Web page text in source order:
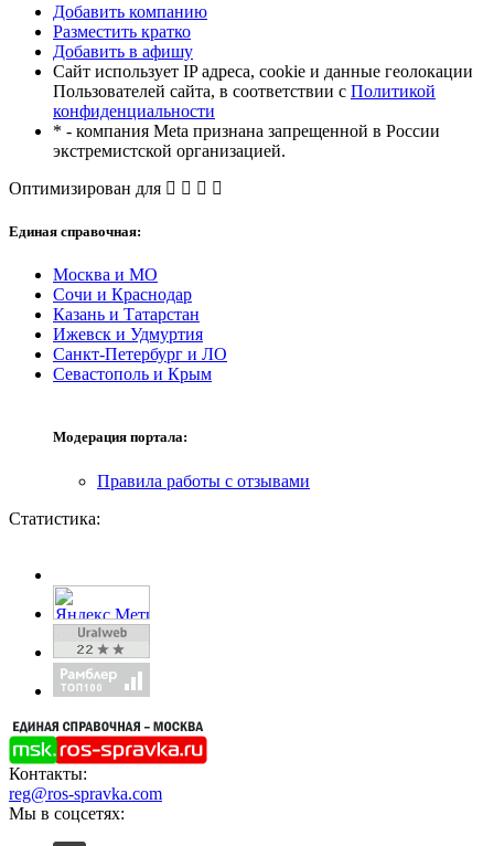
Добавить компанию
Разместить кратко
Добавить в афишу
Сайт использует IP адреса, cookie и данные геолокации
Пользователей сайта, в соответствии с Политикой
конфиденциальности
* - компания Meta признана запрещенной в России
экстремистской организацией.
Оптимизирован для
Единая справочная:
Москва и МО
Сочи и Краснодар
Казань и Татарстан
Ижевск и Удмуртия
Санкт-Петербург и ЛО
Севастополь и Крым
Модерация портала:
Правила работы с отзывами
Статистика:
Контакты:
reg@ros-spravka.com
Мы в соцсетях: